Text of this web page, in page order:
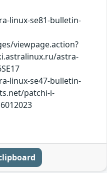
linux-se81-bulletin-
viewpage.action?
astra-
linux-se47-bulletin-
patchi-i-